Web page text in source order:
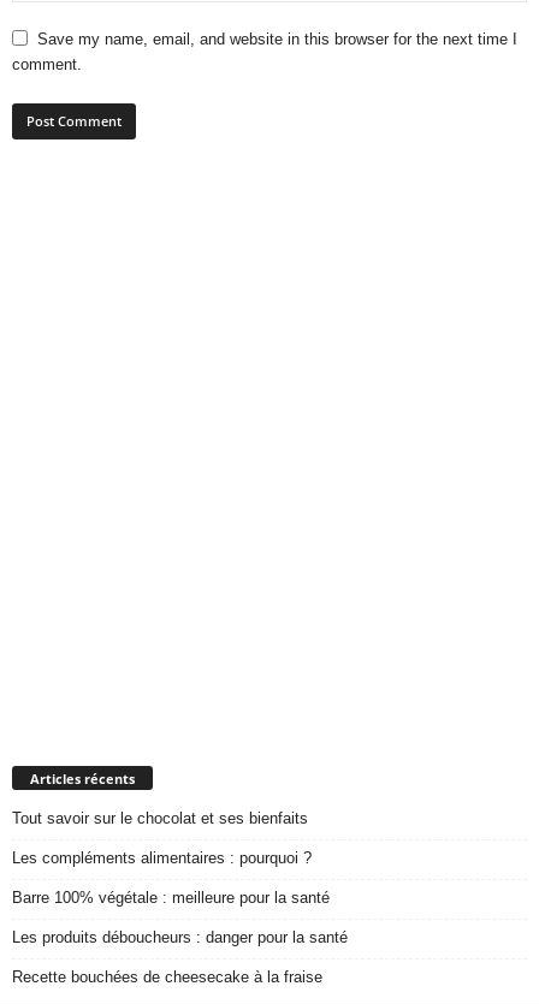
Save my name, email, and website in this browser for the next time I
comment.
Articles récents
Tout savoir sur le chocolat et ses bienfaits
Les compléments alimentaires : pourquoi ?
Barre 100% végétale : meilleure pour la santé
Les produits déboucheurs : danger pour la santé
Recette bouchées de cheesecake à la fraise